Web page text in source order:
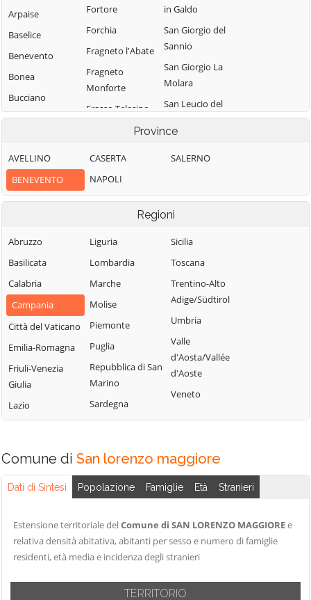
Arpaise
Baselice
Benevento
Bonea
Bucciano
Buonalbergo
Campolattaro
Campoli del
Monte Taburno
Castelfranco in
Castelpoto
Castelvenere
Val Fortore
Cautano
Colle Sannita
Cusano Mutri
Fortore
Forchia
Fragneto l'Abate
Fragneto
Monforte
Frasso Telesino
Ginestra degli
Sanframondi
Limatola
Moiano
Molinara
Montefalcone di
Val Fortore
Montesarchio
Morcone
Paduli
Pago Veiano
Pannarano
Pietraroja
in Galdo
San Giorgio del
Sannio
San Giorgio La
Molara
San Leucio del
Sannio
San Lorenzo
San Lupo
San Marco dei
Cavoti
San Martino
San Nazzaro
San Nicola
San Salvatore
Telesino
Sant'Agata de'
Sant'Arcangelo
Trimonte
Santa Croce del
Sassinoro
Solopaca
Province
AVELLINO
BENEVENTO
CASERTA
NAPOLI
SALERNO
Regioni
Abruzzo
Basilicata
Calabria
Campania
Città del Vaticano
Emilia-Romagna
Friuli-Venezia
Giulia
Lazio
Liguria
Lombardia
Marche
Molise
Piemonte
Puglia
Repubblica di San
Marino
Sardegna
Sicilia
Toscana
Trentino-Alto
Adige/Südtirol
Umbria
Valle
d'Aosta/Vallée
d'Aoste
Veneto
Comune di San lorenzo maggiore
Dati di Sintesi Popolazione Famiglie Età Stranieri
Estensione territoriale delComune di SAN LORENZO MAGGIOREe
relativa densità abitativa, abitanti per sesso e numero di famiglie
residenti, età media e incidenza degli stranieri
TERRITORIO